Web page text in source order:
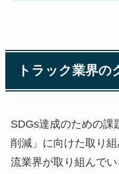
トラック業界の
SDGs達成のための課
削減」に向けた取り
流業界が取り組んで